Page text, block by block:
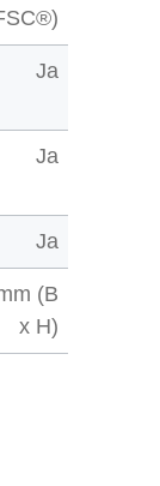
Ja
Ja
Ja
(B
x H)